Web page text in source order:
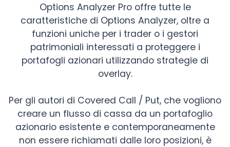
Options Analyzer Pro offre tutte le
caratteristiche di Options Analyzer, oltre a
funzioni uniche per i trader o i gestori
patrimoniali interessati a proteggere i
portafogli azionari utilizzando strategie di
overlay.
Per gli autori di Covered Call / Put, che vogliono
creare un flusso di cassa da un portafoglio
azionario esistente e contemporaneamente
non essere richiamati dalle loro posizioni, è